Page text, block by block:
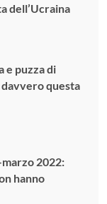
dell’Ucraina
e puzza di
davvero questa
2022:
hanno